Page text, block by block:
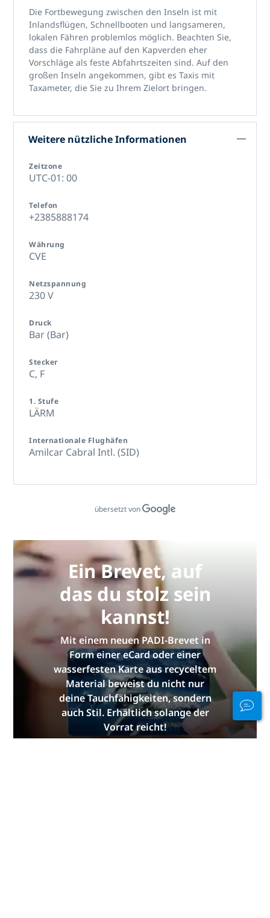
Die Fortbewegung zwischen den Inseln ist mit
Inlandsflügen, Schnellbooten und langsameren,
lokalen Fähren problemlos möglich. Beachten Sie,
dass die Fahrpläne auf den Kapverden eher
Vorschläge als feste Abfahrtszeiten sind. Auf den
großen Inseln angekommen, gibt es Taxis mit
Taxameter, die Sie zu Ihrem Zielort bringen.
Weitere nützliche Informationen
Zeitzone
UTC-01: 00
Telefon
+2385888174
Währung
CVE
Netzspannung
230 V
Druck
Bar (Bar)
Stecker
C, F
1. Stufe
LÄRM
Internationale Flughäfen
Amilcar Cabral Intl. (SID)
übersetzt von
Ein Brevet, auf
das du stolz sein
kannst!
Mit einem neuen PADI-Brevet in
Form einer eCard oder einer
wasserfesten Karte aus recyceltem
Material beweist du nicht nur
deine Tauchfähigkeiten, sondern
auch Stil. Erhältlich solange der
Vorrat reicht!